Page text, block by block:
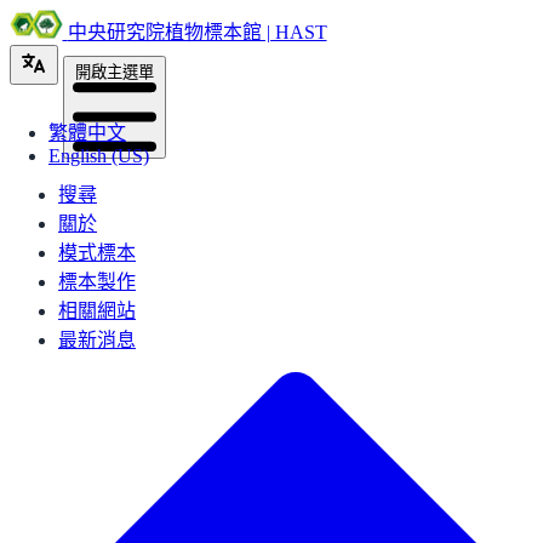
中央研究院植物標本館 | HAST
繁體中文
English (US)
開啟主選單
搜尋
關於
模式標本
標本製作
相關網站
最新消息